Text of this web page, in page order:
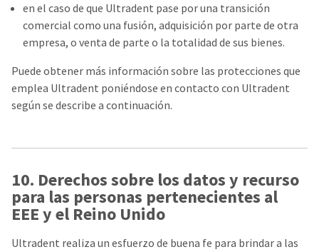
en el caso de que Ultradent pase por una transición
comercial como una fusión, adquisición por parte de otra
empresa, o venta de parte o la totalidad de sus bienes.
Puede obtener más información sobre las protecciones que
emplea Ultradent poniéndose en contacto con Ultradent
según se describe a continuación.
10. Derechos sobre los datos y recurso
para las personas pertenecientes al
EEE y el Reino Unido
Ultradent realiza un esfuerzo de buena fe para brindar a las